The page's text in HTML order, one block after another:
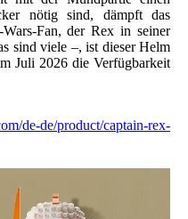
nötig sind, dämpft das
Fan, der Rex in seiner
sind viele –, ist dieser Helm
Juli 2026 die Verfügbarkeit
de-de/product/captain-rex-